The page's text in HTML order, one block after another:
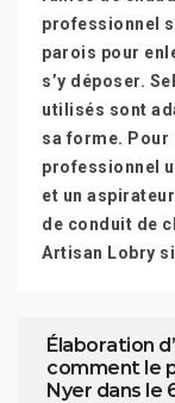
professionnel
parois pour
s’y déposer.
utilisés sont
sa forme. Pour
professionnel
et un
de conduit de
Artisan Lobry
Élaboration
comment le
Nyer dans le